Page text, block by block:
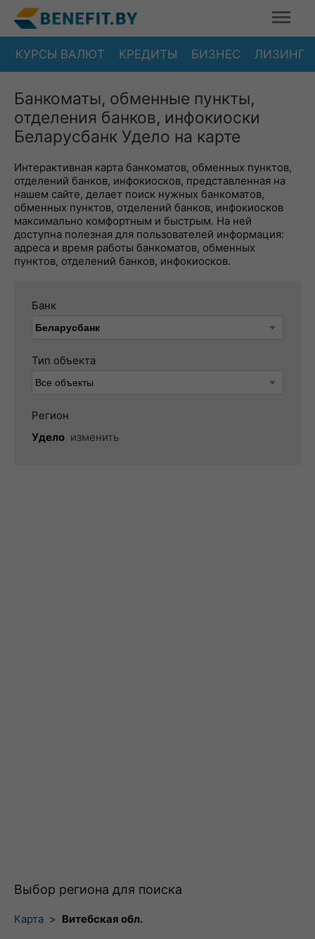
КУРСЫ ВАЛЮТ КРЕДИТЫ БИЗНЕС ЛИЗИНГ
Банкоматы, обменные пункты,
отделения банков, инфокиоски
Беларусбанк Удело на карте
Интерактивная карта банкоматов, обменных пунктов,
отделений банков, инфокиосков, представленная на
нашем сайте, делает поиск нужных банкоматов,
обменных пунктов, отделений банков, инфокиосков
максимально комфортным и быстрым. На ней
доступна полезная для пользователей информация:
адреса и время работы банкоматов, обменных
пунктов, отделений банков, инфокиосков.
Банк
Тип объекта
Регион
Удело изменить
Выбор региона для поиска
Карта > Витебская обл.